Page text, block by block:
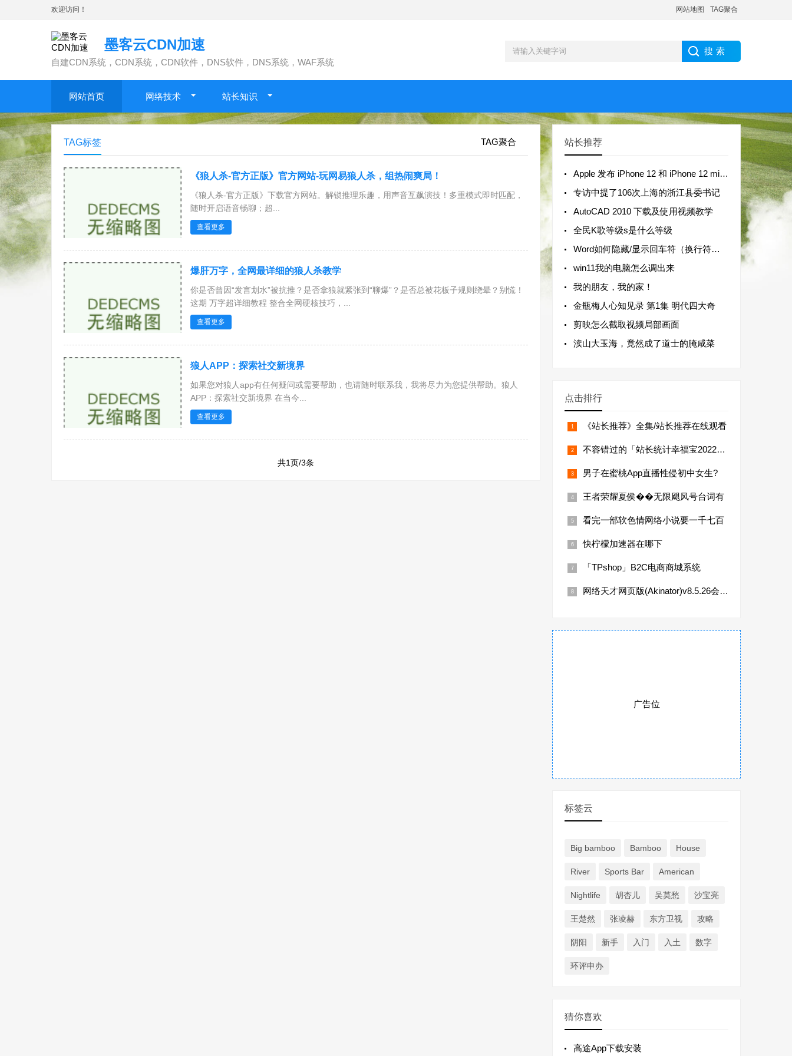
欢迎访问！ 网站地图 TAG聚合
墨客云CDN加速
自建CDN系统，CDN系统，CDN软件，DNS软件，DNS系统，WAF系统
网站首页 网络技术 站长知识
TAG聚合
TAG标签
《狼人杀-官方正版》官方网站-玩网易狼人杀，组热闹爽局！
《狼人杀-官方正版》下载官方网站。解锁推理乐趣，用声音互飙演技！多重模式即时匹配，
随时开启语音畅聊；超...
查看更多
爆肝万字，全网最详细的狼人杀教学
你是否曾因“发言划水”被抗推？是否拿狼就紧张到“聊爆”？是否总被花板子规则绕晕？别慌！
这期 万字超详细教程 整合全网硬核技巧，...
查看更多
狼人APP：探索社交新境界
如果您对狼人app有任何疑问或需要帮助，也请随时联系我，我将尽力为您提供帮助。狼人
APP：探索社交新境界 在当今...
查看更多
共1页/3条
站长推荐
Apple 发布 iPhone 12 和 iPhone 12 mini：支持
专访中提了106次上海的浙江县委书记
AutoCAD 2010 下载及使用视频教学
全民K歌等级s是什么等级
Word如何隐藏/显示回车符（换行符，段
win11我的电脑怎么调出来
我的朋友，我的家！
金瓶梅人心知见录 第1集 明代四大奇
剪映怎么截取视频局部画面
渎山大玉海，竟然成了道士的腌咸菜
点击排行
《站长推荐》全集/站长推荐在线观看
不容错过的「站长统计幸福宝2022年排
男子在蜜桃App直播性侵初中女生?
王者荣耀夏侯��无限飓风号台词有
看完一部软色情网络小说要一千七百
快柠檬加速器在哪下
「TPshop」B2C电商商城系统
网络天才网页版(Akinator)v8.5.26会员无限
广告位
标签云
Big bamboo Bamboo House
River Sports Bar American
Nightlife 胡杏儿 吴莫愁 沙宝亮
王楚然 张凌赫 东方卫视 攻略
阴阳 新手 入门 入土 数字
环评申办
猜你喜欢
高途App下载安装